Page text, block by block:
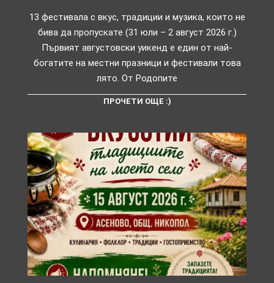
13 фестивала с вкус, традиции и музика, които не
бива да пропускате (31 юли – 2 август 2026 г.)
Първият августовски уикенд е един от най-
богатите на местни празници и фестивали това
лято. От Родопите
ПРОЧЕТИ ОЩЕ :)